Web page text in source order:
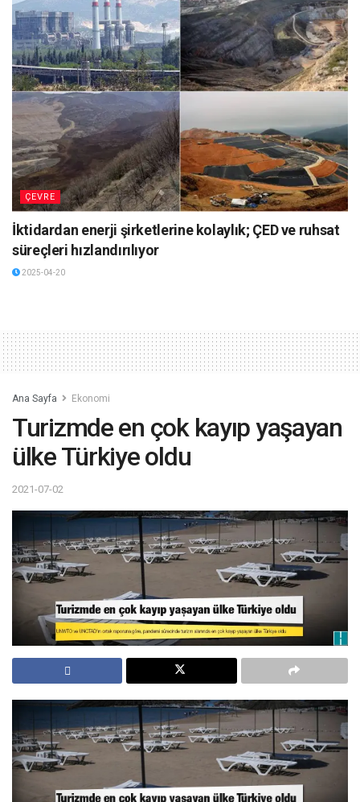
ÇEVRE
İktidardan enerji şirketlerine kolaylık; ÇED ve ruhsat
süreçleri hızlandırılıyor
2025-04-20
Ana Sayfa Ekonomi
Turizmde en çok kayıp yaşayan
ülke Türkiye oldu
2021-07-02